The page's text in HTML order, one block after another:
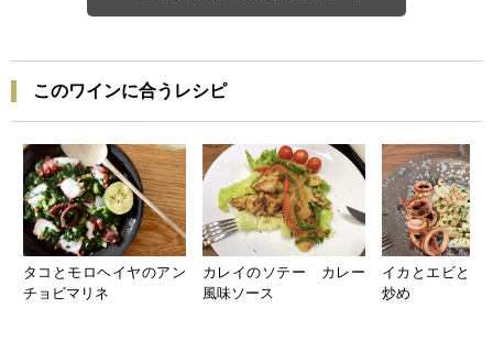
このワインに合うレシピ
タコとモロヘイヤのアン
チョビマリネ
カレイのソテー カレー
風味ソース
イカとエビと大
炒め